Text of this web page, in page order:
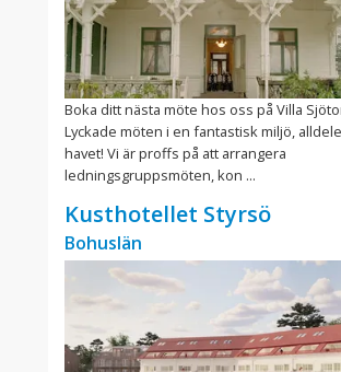
Boka ditt nästa möte hos oss på Villa
Lyckade möten i en fantastisk miljö,
havet! Vi är proffs på att arrangera
ledningsgruppsmöten, kon ...
Kusthotellet Styrsö
Bohuslän